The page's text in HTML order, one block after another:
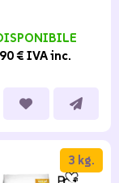
€ IVA inc.
3 kg.